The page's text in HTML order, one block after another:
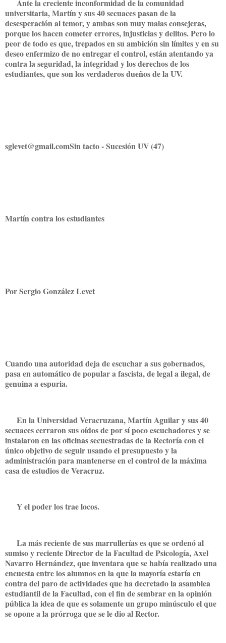
Ante la creciente inconformidad de la comunidad
universitaria, Martín y sus 40 secuaces pasan de la
desesperación al temor, y ambas son muy malas consejeras,
porque los hacen cometer errores, injusticias y delitos. Pero lo
peor de todo es que, trepados en su ambición sin límites y en su
deseo enfermizo de no entregar el control, están atentando ya
contra la seguridad, la integridad y los derechos de los
estudiantes, que son los verdaderos dueños de la UV.
sglevet@gmail.comSin tacto - Sucesión UV (47)
Martín contra los estudiantes
Por Sergio González Levet
Cuando una autoridad deja de escuchar a sus gobernados,
pasa en automático de popular a fascista, de legal a ilegal, de
genuina a espuria.
En la Universidad Veracruzana, Martín Aguilar y sus 40
secuaces cerraron sus oídos de por sí poco escuchadores y se
instalaron en las oficinas secuestradas de la Rectoría con el
único objetivo de seguir usando el presupuesto y la
administración para mantenerse en el control de la máxima
casa de estudios de Veracruz.
Y el poder los trae locos.
La más reciente de sus marrullerías es que se ordenó al
sumiso y reciente Director de la Facultad de Psicología, Axel
Navarro Hernández, que inventara que se había realizado una
encuesta entre los alumnos en la que la mayoría estaría en
contra del paro de actividades que ha decretado la asamblea
estudiantil de la Facultad, con el fin de sembrar en la opinión
pública la idea de que es solamente un grupo minúsculo el que
se opone a la prórroga que se le dio al Rector.